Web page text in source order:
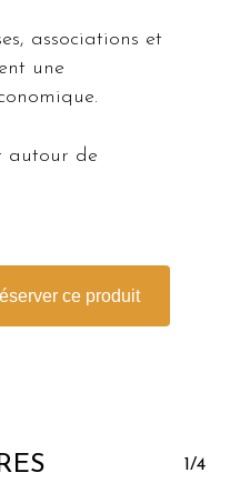
associations et
une
autour de
ce produit
1/4